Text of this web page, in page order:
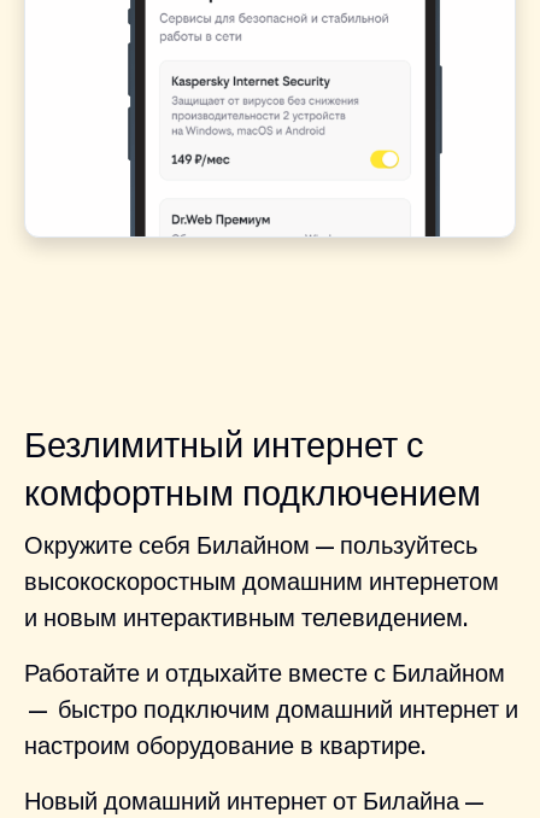
Безлимитный интернет с
комфортным подключением
Окружите себя Билайном — пользуйтесь
высокоскоростным домашним интернетом
и новым интерактивным телевидением.
Работайте и отдыхайте вместе с Билайном
— быстро подключим домашний интернет и
настроим оборудование в квартире.
Новый домашний интернет от Билайна —